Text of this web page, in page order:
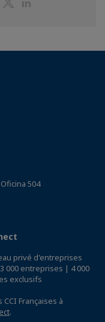
504
privé d'entreprises
000 entreprises | 4 000
exclusifs
Françaises à
.